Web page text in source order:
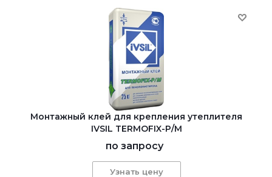
Монтажный клей для крепления утеплителя
IVSIL TERMOFIX-Р/М
по запросу
Узнать цену